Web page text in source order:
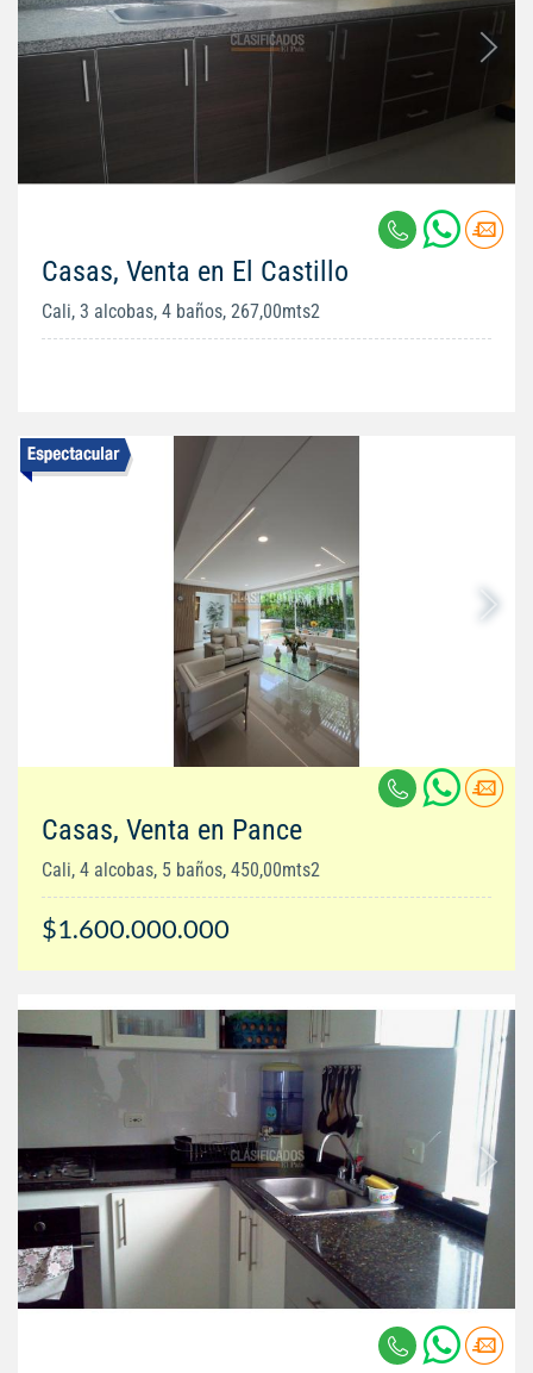
Casas, Venta en El Castillo
Cali, 3 alcobas, 4 baños, 267,00mts2
Casas, Venta en Pance
Cali, 4 alcobas, 5 baños, 450,00mts2
$1.600.000.000